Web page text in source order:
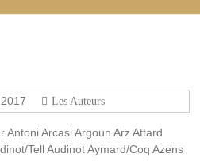
Les Auteurs
Antoni Arcasi Argoun Arz Attard
Tell Audinot Aymard/Coq Azens